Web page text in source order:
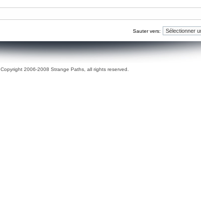
Sauter vers:
Copyright 2006-2008 Strange Paths, all rights reserved.